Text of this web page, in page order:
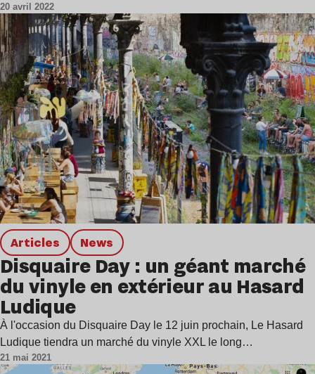
20 avril 2022
Articles news
Disquaire Day : un géant marché
du vinyle en extérieur au Hasard
Ludique
À l'occasion du Disquaire Day le 12 juin prochain, Le Hasard
Ludique tiendra un marché du vinyle XXL le long…
21 mai 2021